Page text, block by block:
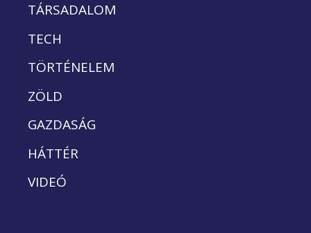
TÁRSADALOM
TECH
TÖRTÉNELEM
ZÖLD
GAZDASÁG
HÁTTÉR
VIDEÓ